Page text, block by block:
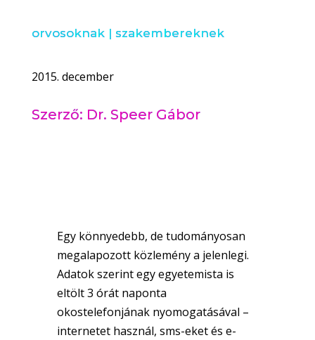
orvosoknak| szakembereknek
2015. december
Szerző: Dr. Speer Gábor
Egy könnyedebb, de tudományosan
megalapozott közlemény a jelenlegi.
Adatok szerint egy egyetemista is
eltölt 3 órát naponta
okostelefonjának nyomogatásával –
internetet használ, sms-eket és e-